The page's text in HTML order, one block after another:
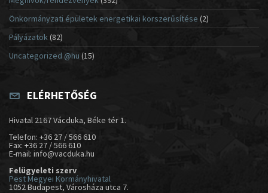
Önkormányzati épületek energetikai korszerűsítése (2)
Pályázatok (82)
Uncategorized @hu (15)
ELÉRHETŐSÉG
Hivatal 2167 Vácduka, Béke tér 1.
Telefon: +36 27 / 566 610
Fax: +36 27 / 566 610
E-mail: info@vacduka.hu
Felügyeleti szerv
Pest Megyei Kormányhivatal
1052 Budapest, Városháza utca 7.